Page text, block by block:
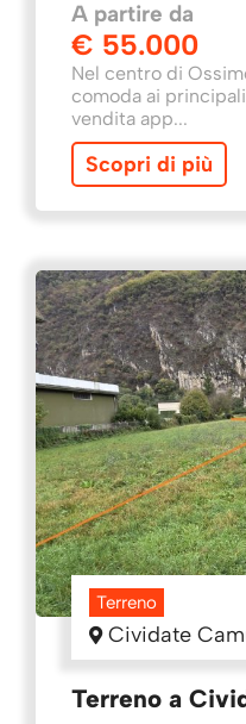
A partire da
€ 55.000
Nel centro di
comoda ai
vendita app...
Scopri di più
Terreno
Cividate
Terreno a